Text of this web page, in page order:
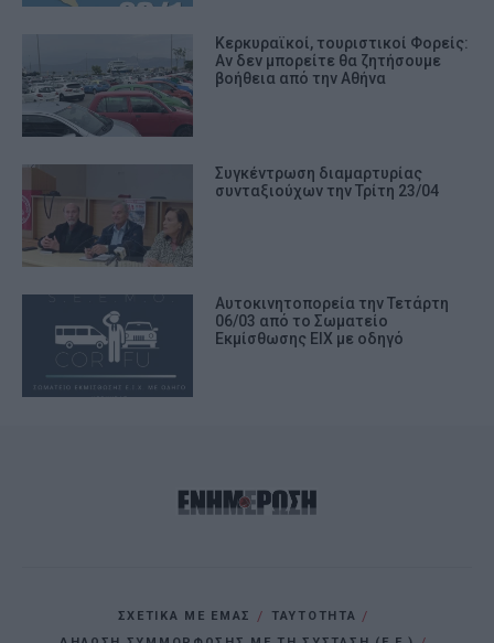
Κερκυραϊκοί, τουριστικοί Φορείς:
Αν δεν μπορείτε θα ζητήσουμε
βοήθεια από την Αθήνα
Συγκέντρωση διαμαρτυρίας
συνταξιούχων την Τρίτη 23/04
Αυτοκινητοπορεία την Τετάρτη
06/03 από το Σωματείο
Εκμίσθωσης ΕΙΧ με οδηγό
ΣΧΕΤΙΚΑ ΜΕ ΕΜΑΣ
ΤΑΥΤΟΤΗΤΑ